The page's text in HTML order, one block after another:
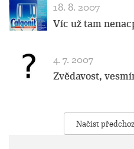
18. 8. 2007
Víc už tam
4. 7. 2007
Zvědavost,
Načíst